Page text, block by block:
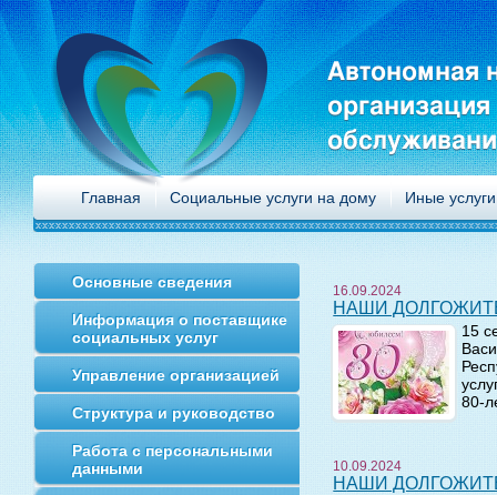
Автономная
Главная Социальные услуги на дому Иные услуги
Основные сведения
Информация о поставщике
социальных услуг
Управление организацией
Структура и руководство
Работа с персональными
данными
16.09.2024
НАШИ
15
80-
10.09.2024
НАШИ